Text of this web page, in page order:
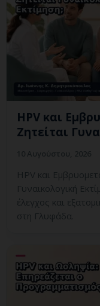
HPV και
Ζητείται
HPV και
Γυναικολογική
έλεγχος και
στη Γλυφάδα.